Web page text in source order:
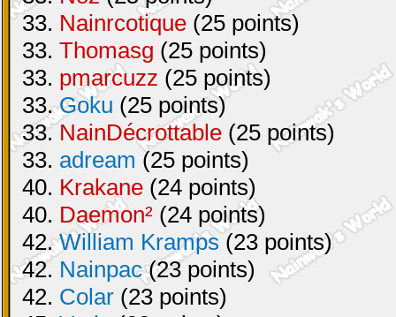
33. Nainrcotique (25 points)
33. Thomasg (25 points)
33. pmarcuzz (25 points)
33.Goku (25 points)
33. NainDécrottable (25 points)
33. adream (25 points)
40. Krakane (24 points)
40. Daemon² (24 points)
42.William Kramps (23 points)
42. Nainpac(23 points)
42. Colar (23 points)